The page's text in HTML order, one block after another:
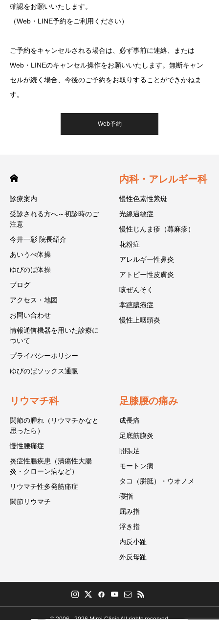
確認をお願いいたします。
（Web・LINE予約をご利用ください）
ご予約をキャンセルされる場合は、必ず事前に連絡、または
Web・LINEのキャンセル操作をお願いいたします。無断キャン
セルが続く場合、今後のご予約をお取りすることができかねま
す。
Web予約
診療案内
受診される方へ～初診時のご
注意
今井一彰 院長紹介
あいうべ体操
ゆびのば体操
ブログ
アクセス・地図
お問い合わせ
情報通信機器を用いた診療に
ついて
プライバシーポリシー
ゆびのばソックス通販
内科・アレルギー科
慢性色素性紫斑
光線過敏症
慢性じんま疹（蕁麻疹）
花粉症
アレルギー性鼻炎
アトピー性皮膚炎
咳ぜんそく
掌蹠膿疱症
慢性上咽頭炎
リウマチ科
関節の腫れ（リウマチかなと
思ったら）
慢性腰痛症
炎症性腸疾患（潰瘍性大腸
炎・クローン病など）
リウマチ性多発筋痛症
関節リウマチ
足膝腰の痛み
成長痛
足底筋膜炎
開張足
モートン病
タコ（胼胝）・ウオノメ
寝指
屈み指
浮き指
内反小趾
外反母趾